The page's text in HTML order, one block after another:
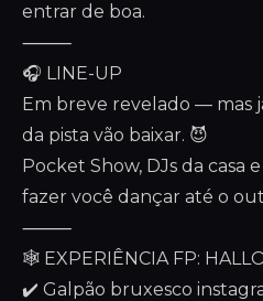
entrar de boa.
⸻
🎧 LINE-UP
Em breve revelado — mas
da pista vão baixar. 😈
Pocket Show, DJs da casa
fazer você dançar até o
⸻
🕸️ EXPERIÊNCIA FP:
✔️ Galpão bruxesco